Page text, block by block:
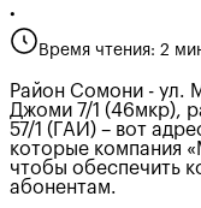
•
Время чтения: 2
Район Сомони - ул.
Джоми 7/1 (46мкр),
57/1 (ГАИ) – вот
которые компания
чтобы обеспечить
абонентам.